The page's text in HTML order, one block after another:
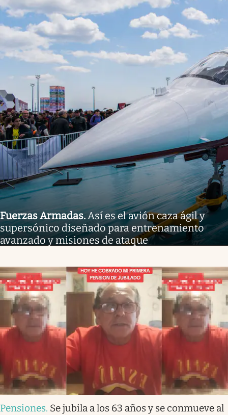
Fuerzas Armadas.Así es el avión caza ágil y
supersónico diseñado para entrenamiento
avanzado y misiones de ataque
Pensiones. Se jubila a los 63 años y se conmueve al